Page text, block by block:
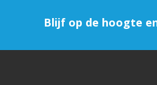
Blijf op de hoogte